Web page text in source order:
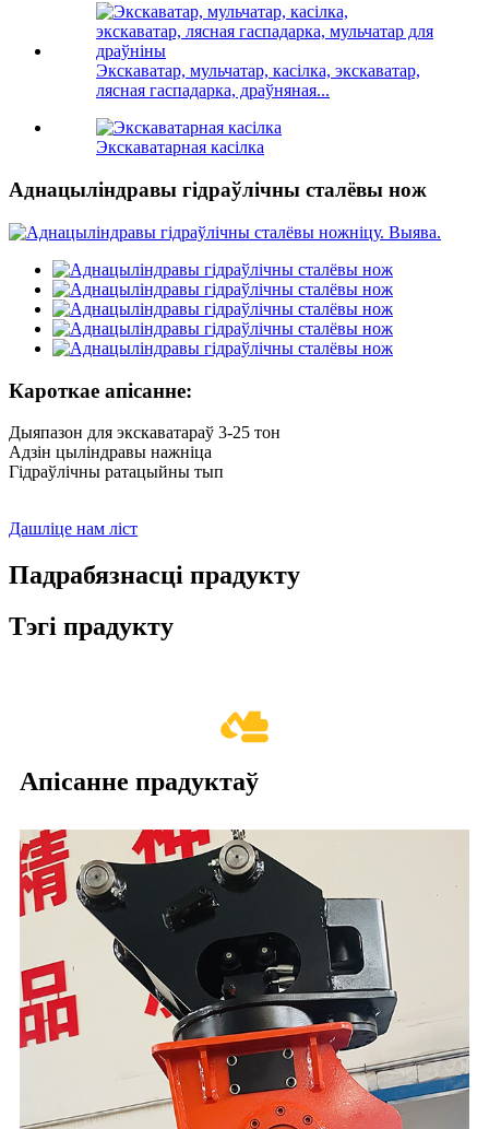
Экскаватар, мульчатар, касілка, экскаватар,
лясная гаспадарка, драўняная...
Экскаватарная касілка
Аднацыліндравы гідраўлічны сталёвы нож
Кароткае апісанне:
Дыяпазон для экскаватараў 3-25 тон
Адзін цыліндравы нажніца
Гідраўлічны ратацыйны тып
Дашліце нам ліст
Падрабязнасці прадукту
Тэгі прадукту
Апісанне прадуктаў